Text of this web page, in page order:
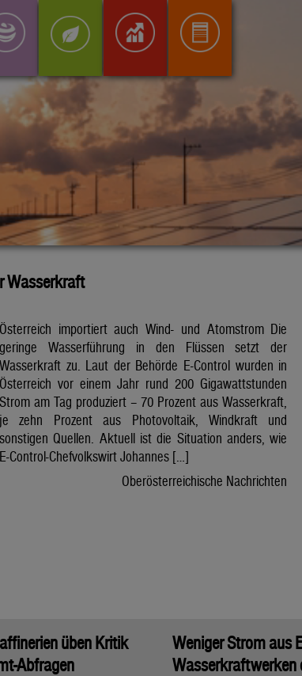
Wasserkraft
Österreich importiert auch Wind- und Atomstrom Die
geringe Wasserführung in den Flüssen setzt der
Wasserkraft zu. Laut der Behörde E-Control wurden in
Österreich vor einem Jahr rund 200 Gigawattstunden
Strom am Tag produziert – 70 Prozent aus Wasserkraft,
je zehn Prozent aus Photovoltaik, Windkraft und
sonstigen Quellen. Aktuell ist die Situation anders, wie
E-Control-Chefvolkswirt Johannes […]
Oberösterreichische Nachrichten
üben Kritik
Abfragen
Weniger Strom aus
Wasserkraftwerken